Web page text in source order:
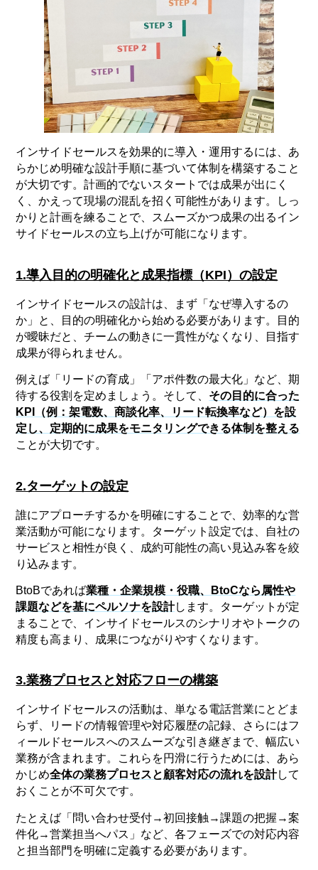
インサイドセールスを効果的に導入・運用するには、あ
らかじめ明確な設計手順に基づいて体制を構築すること
が大切です。計画的でないスタートでは成果が出にく
く、かえって現場の混乱を招く可能性があります。しっ
かりと計画を練ることで、スムーズかつ成果の出るイン
サイドセールスの立ち上げが可能になります。
1.導入目的の明確化と成果指標（KPI）の設定
インサイドセールスの設計は、まず「なぜ導入するの
か」と、目的の明確化から始める必要があります。目的
が曖昧だと、チームの動きに一貫性がなくなり、目指す
成果が得られません。
例えば「リードの育成」「アポ件数の最大化」など、期
待する役割を定めましょう。そして、 その目的に合った
KPI（例：架電数、商談化率、リード転換率など）を設
定し、定期的に成果をモニタリングできる体制を整える
ことが大切です。
2.ターゲットの設定
誰にアプローチするかを明確にすることで、効率的な営
業活動が可能になります。ターゲット設定では、自社の
サービスと相性が良く、成約可能性の高い見込み客を絞
り込みます。
BtoBであれば業種・企業規模・役職、BtoCなら属性や
課題などを基にペルソナを設計します。ターゲットが定
まることで、インサイドセールスのシナリオやトークの
精度も高まり、成果につながりやすくなります。
3.業務プロセスと対応フローの構築
インサイドセールスの活動は、単なる電話営業にとどま
らず、リードの情報管理や対応履歴の記録、さらにはフ
ィールドセールスへのスムーズな引き継ぎまで、幅広い
業務が含まれます。これらを円滑に行うためには、あら
かじめ全体の業務プロセスと顧客対応の流れを設計して
おくことが不可欠です。
たとえば「問い合わせ受付→初回接触→課題の把握→案
件化→営業担当へパス」など、各フェーズでの対応内容
と担当部門を明確に定義する必要があります。